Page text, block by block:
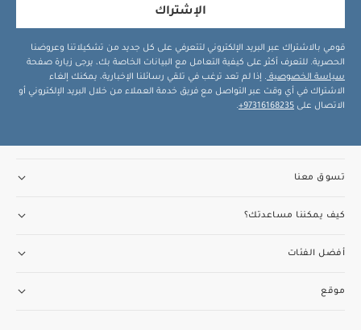
الإشتراك
قومي بالاشتراك عبر البريد الإلكتروني لتتعرفي على كل جديد من تشكيلاتنا وعروضنا
الحصرية. للتعرف أكثر على كيفية التعامل مع البيانات الخاصة بك، يرجى زيارة صفحة
سياسة الخصوصية . إذا لم تعد ترغب في تلقي رسائلنا الإخبارية، يمكنك إلغاء
الاشتراك في أي وقت عبر التواصل مع فريق خدمة العملاء من خلال البريد الإلكتروني أو
الاتصال على 97316168235+
.
تسوق معنا
كيف يمكننا مساعدتك؟
أفضل الفئات
موقع